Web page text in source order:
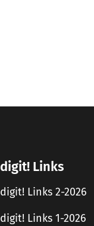
digit! Links
digit! Links 2-2026
digit! Links 1-2026